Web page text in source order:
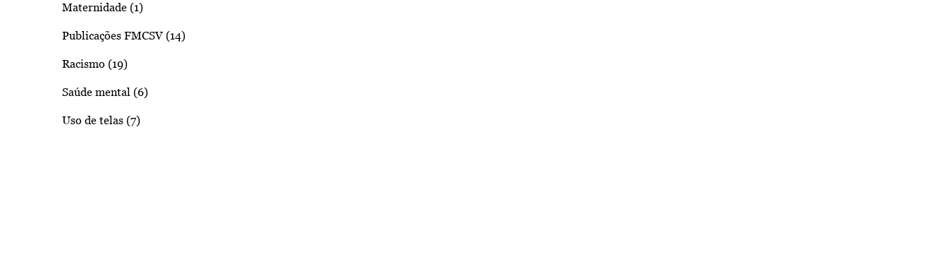
Maternidade (1)
Publicações FMCSV (14)
Racismo (19)
Saúde mental (6)
Uso de telas (7)